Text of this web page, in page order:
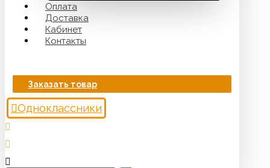
Оплата
Доставка
Кабинет
Контакты
Заказать товар
Одноклассники